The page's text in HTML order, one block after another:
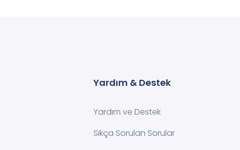
Yardım & Destek
Yardım ve Destek
Sıkça Sorulan Sorular